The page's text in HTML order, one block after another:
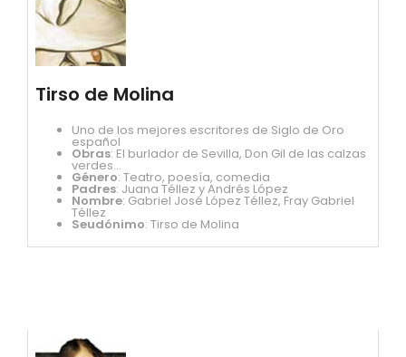
Tirso de Molina
Uno de los mejores escritores de Siglo de Oro
español
Obras: El burlador de Sevilla, Don Gil de las calzas
verdes...
Género: Teatro, poesía, comedia
Padres: Juana Téllez y Andrés López
Nombre: Gabriel José López Téllez, Fray Gabriel
Téllez
Seudónimo: Tirso de Molina